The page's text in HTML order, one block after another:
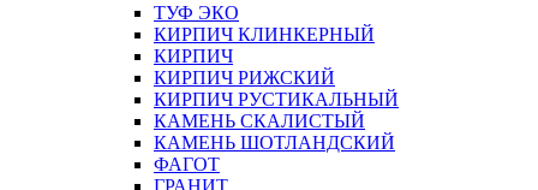
ТУФ ЭКО
КИРПИЧ КЛИНКЕРНЫЙ
КИРПИЧ
КИРПИЧ РИЖСКИЙ
КИРПИЧ РУСТИКАЛЬНЫЙ
КАМЕНЬ СКАЛИСТЫЙ
КАМЕНЬ ШОТЛАНДСКИЙ
ФАГОТ
ГРАНИТ